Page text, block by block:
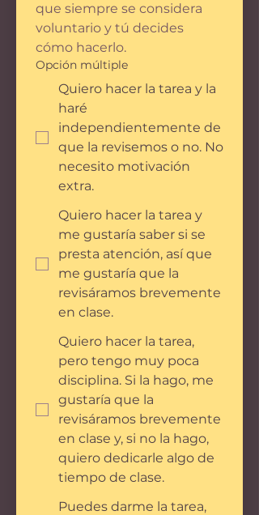
que siempre se considera
voluntario y tú decides
cómo hacerlo.
Opción múltiple
Quiero hacer la tarea y la
haré
independientemente de
que la revisemos o no. No
necesito motivación
extra.
Quiero hacer la tarea y
me gustaría saber si se
presta atención, así que
me gustaría que la
revisáramos brevemente
en clase.
Quiero hacer la tarea,
pero tengo muy poca
disciplina. Si la hago, me
gustaría que la
revisáramos brevemente
en clase y, si no la hago,
quiero dedicarle algo de
tiempo de clase.
Puedes darme la tarea,